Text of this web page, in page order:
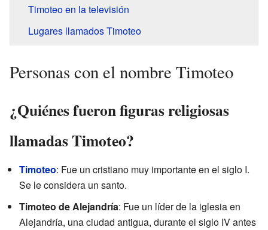
Timoteo en la televisión
Lugares llamados Timoteo
Personas con el nombre Timoteo
¿Quiénes fueron figuras religiosas
llamadas Timoteo?
Timoteo: Fue un cristiano muy importante en el siglo I.
Se le considera un santo.
Timoteo de Alejandría: Fue un líder de la iglesia en
Alejandría, una ciudad antigua, durante el siglo IV antes